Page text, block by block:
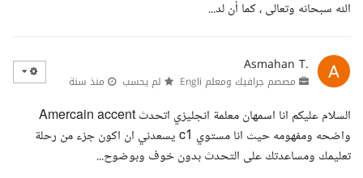
الله سبحانه وتعالى ، كما أن لد...
Asmahan T.
مصصم جرافيك ومعلم Engli لم يحسب منذ سنة
السلام عليكم انا اسمهان معلمة انجليزي اتحدث Amercain accent
واضحه ومفهومه حيث انا مستوي c1 يسعدني ان اكون جزء من رحلة
تعليمك ومساعدتك على التحدث بدون خوف وبوضوح...